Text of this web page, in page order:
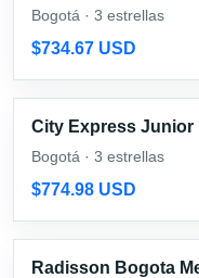
Bogotá · 3 estrellas
$734.67 USD
City Express Junior
Bogotá · 3 estrellas
$774.98 USD
Radisson Bogota